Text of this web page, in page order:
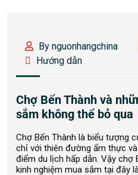
By nguonhangchina
Hướng dẫn
Chợ Bến Thành và
sắm không thể bỏ qua
Chợ Bến Thành là biểu tượng
chỉ với thiên đường ẩm thực
điểm du lịch hấp dẫn. Vậy chợ
kinh nghiệm mua sắm tại đây